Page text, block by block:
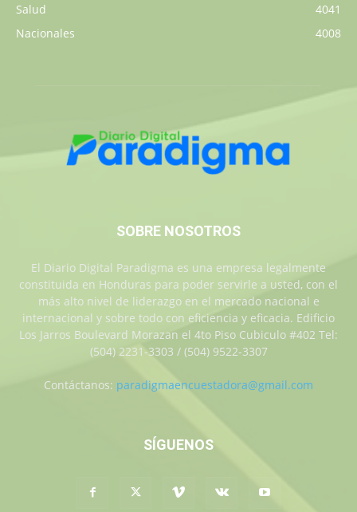
Salud
4041
Nacionales
4008
SOBRE NOSOTROS
El Diario Digital Paradigma es una empresa legalmente
constituida en Honduras para poder servirle a usted, con el
más alto nivel de liderazgo en el mercado nacional e
internacional y sobre todo con eficiencia y eficacia. Edificio
Los Jarros Boulevard Morazan el 4to Piso Cubiculo #402 Tel:
(504) 2231-3303 / (504) 9522-3307
Contáctanos: paradigmaencuestadora@gmail.com
SÍGUENOS